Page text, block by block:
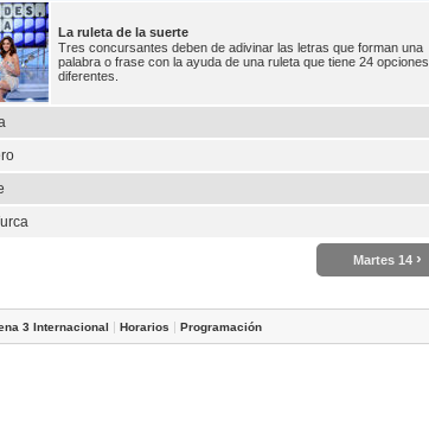
La ruleta de la suerte
Tres concursantes deben de adivinar las letras que forman una
palabra o frase con la ayuda de una ruleta que tiene 24 opciones
diferentes.
Martes 14 ›
3 Internacional | Horarios | Programación